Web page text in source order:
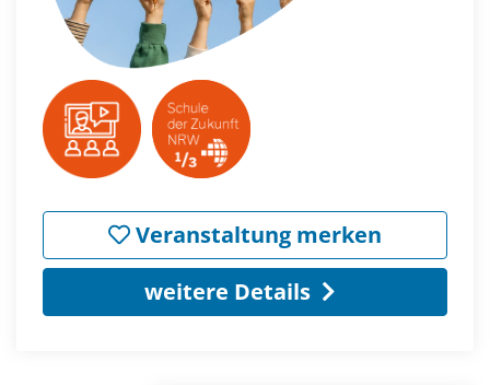
Veranstaltung merken
weitere Details